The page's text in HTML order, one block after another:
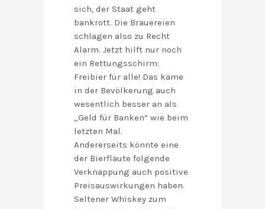
sich, der Staat geht
bankrott. Die Brauereien
schlagen also zu Recht
Alarm. Jetzt hilft nur noch
ein Rettungsschirm:
Freibier für alle! Das käme
in der Bevölkerung auch
wesentlich besser an als
„Geld für Banken“ wie beim
letzten Mal.
Andererseits könnte eine
der Bierflaute folgende
Verknappung auch positive
Preisauswirkungen haben.
Seltener Whiskey zum